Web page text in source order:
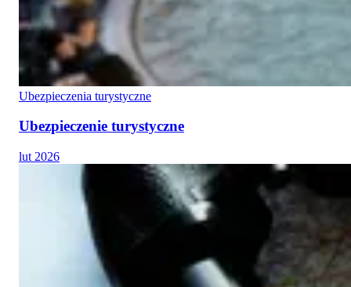
Ubezpieczenia turystyczne
Ubezpieczenie turystyczne
lut 2026